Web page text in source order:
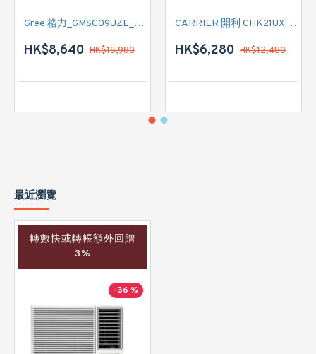
Gree 格力_GMSC09UZE_GMSC12UZE_GMSC18UZC_R32 掛牆變頻式1拖2分體冷氣機 (淨冷型)
HK$8,640 HK$15,980
CARRIER 開利 CHK21UX 二匹半 變頻淨冷窗口式冷氣機 (附遙控)
HK$6,280 HK$12,480
最近瀏覽
轉數快或轉帳額外回贈
3%
-36 %